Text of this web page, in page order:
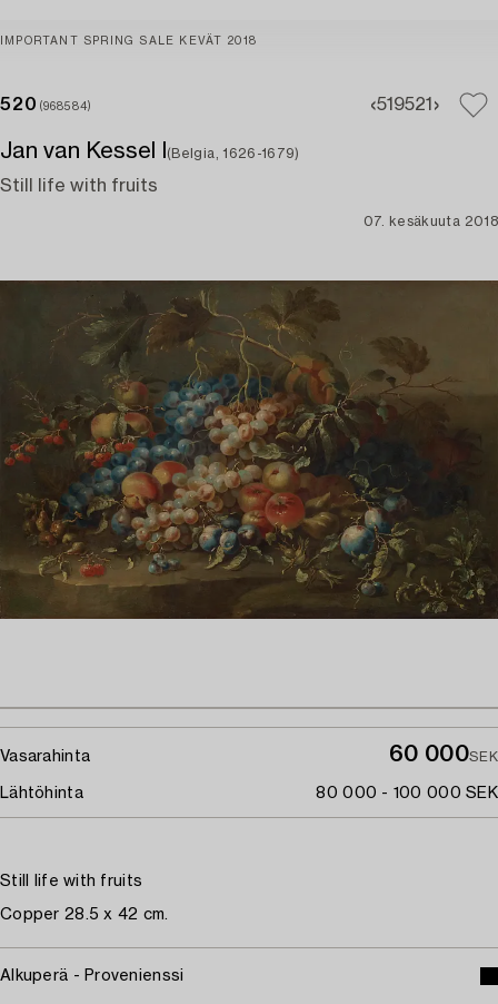
IMPORTANT SPRING SALE KEVÄT 2018
520 (968584) 519521
Jan van Kessel I (Belgia, 1626-1679)
Still life with fruits
07. kesäkuuta 2018
Vasarahinta 60 000SEK
Lähtöhinta 80 000 - 100 000 SEK
Still life with fruits
Copper 28.5 x 42 cm.
Alkuperä - Provenienssi